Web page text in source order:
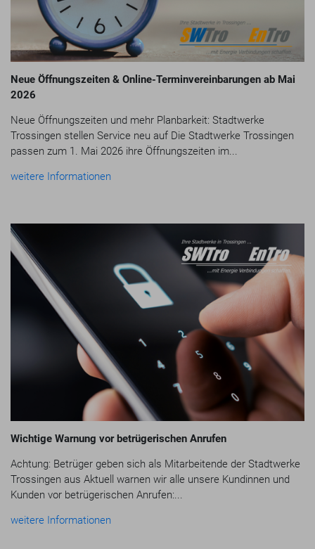
Neue Öffnungszeiten & Online-Terminvereinbarungen ab Mai
2026
Neue Öffnungszeiten und mehr Planbarkeit: Stadtwerke
Trossingen stellen Service neu auf Die Stadtwerke Trossingen
passen zum 1. Mai 2026 ihre Öffnungszeiten im...
weitere Informationen
Wichtige Warnung vor betrügerischen Anrufen
Achtung: Betrüger geben sich als Mitarbeitende der Stadtwerke
Trossingen aus Aktuell warnen wir alle unsere Kundinnen und
Kunden vor betrügerischen Anrufen:...
weitere Informationen